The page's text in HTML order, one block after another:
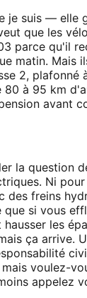
je suis — elle
que les
parce qu'il
matin. Mais
2,
80 à 95 km
avant
la question
Ni
des freins
que si vous
les
ça arrive.
voulez-
appelez